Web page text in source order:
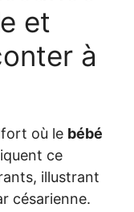
et
à
où le bébé
ce
illustrant
césarienne.